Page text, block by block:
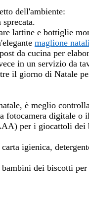
dell'ambiente:
lattine e bottiglie
maglione
da cucina per
in un servizio da
il giorno di Natale
, è meglio
fotocamera digitale o
per i giocattoli dei
igienica,
dei biscotti per